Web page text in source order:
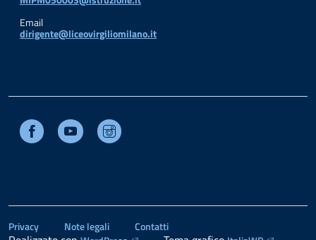
Email
dirigente@liceovirgiliomilano.it
Facebook Youtube
Privacy Note legali Contatti